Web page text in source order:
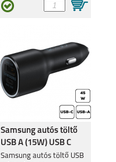
Samsung autós töltő
USB A (15W) USB C
(25W),Fekete
Samsung autós töltő USB